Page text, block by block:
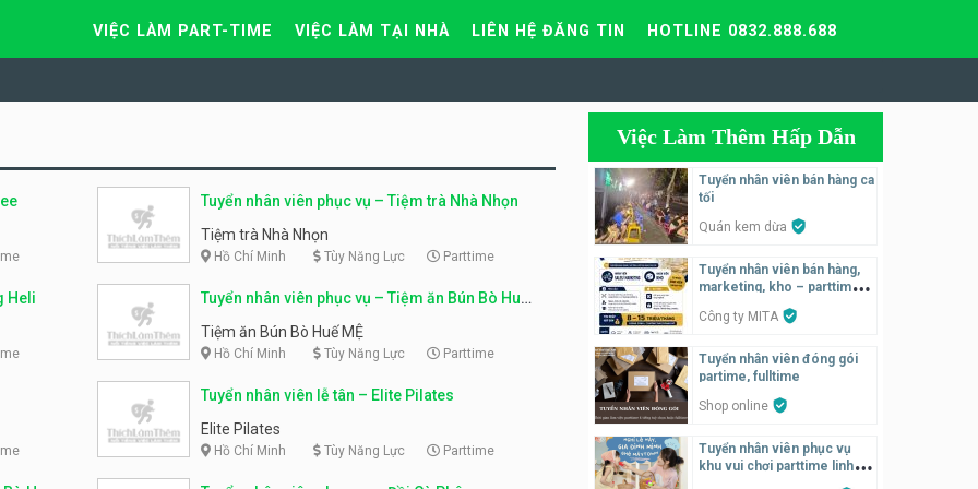
VIỆC LÀM PART-TIME VIỆC LÀM TẠI NHÀ LIÊN HỆ ĐĂNG TIN HOTLINE 0832.888.688
Tuyển nhân viên phục vụ – Tiệm trà Nhà Nhọn
Tiệm trà Nhà Nhọn
Hồ Chí Minh Tùy Năng Lực Parttime
Heli
Tuyển nhân viên phục vụ – Tiệm ăn Bún Bò Huế
MỆ
Tiệm ăn Bún Bò Huế MỆ
Hồ Chí Minh Tùy Năng Lực Parttime
Tuyển nhân viên lễ tân – Elite Pilates
Elite Pilates
Hồ Chí Minh Tùy Năng Lực Parttime
Việc Làm Thêm Hấp Dẫn
Tuyển nhân viên bán hàng ca
tối
Quán kem dừa
Tuyển nhân viên bán hàng,
marketing, kho – parttime,
Công ty MITA
Tuyển nhân viên đóng gói
partime, fulltime
Shop online
Tuyển nhân viên phục vụ
khu vui chơi parttime linh